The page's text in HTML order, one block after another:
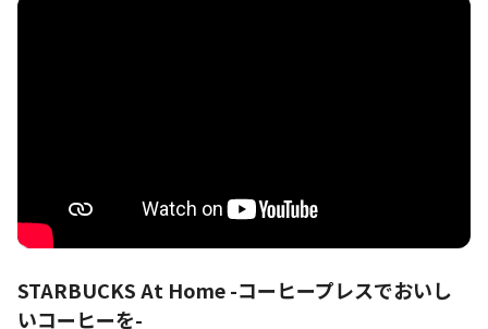
STARBUCKS At Home -コーヒープレスでおいし
いコーヒーを-